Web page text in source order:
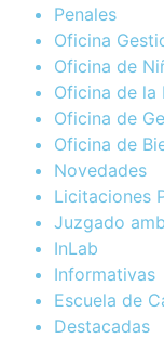
Penales
Oficina
Oficina de
Oficina de la
Oficina de
Oficina de
Novedades
Licitaciones
Juzgado
InLab
Informativas
Escuela de
Destacadas